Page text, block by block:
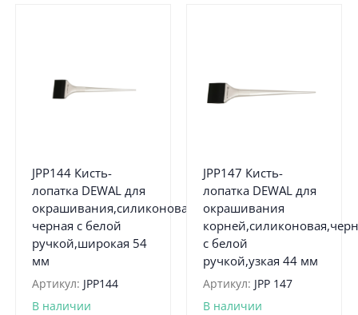
JPP144 Кисть-
лопатка DEWAL для
окрашивания,силиконовая
черная с белой
ручкой,широкая 54
мм
Артикул: JPP144
В наличии
JPP147 Кисть-
лопатка DEWAL для
окрашивания
с белой
ручкой,узкая 44 мм
Артикул: JPP 147
В наличии